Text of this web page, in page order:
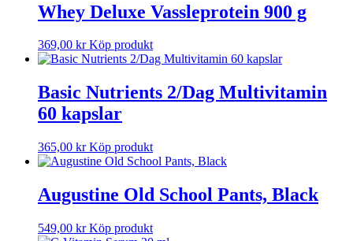
Whey Deluxe Vassleprotein 900 g
369,00 kr Köp produkt
Basic Nutrients 2/Dag Multivitamin
60 kapslar
365,00 kr Köp produkt
Augustine Old School Pants, Black
549,00 kr Köp produkt